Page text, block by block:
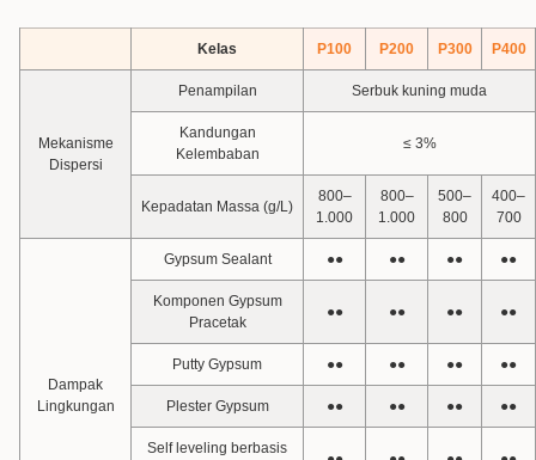
Kelas P100 P200 P300 P400
Mekanisme
Dispersi
Penampilan Serbuk kuning muda
Kandungan
Kelembaban
≤ 3%
Kepadatan Massa (g/L)
800–
1.000
800–
1.000
500–
800
400–
700
Dampak
Lingkungan
Gypsum Sealant ●● ●● ●● ●●
Komponen Gypsum
Pracetak
●● ●● ●● ●●
Putty Gypsum ●● ●● ●● ●●
Plester Gypsum ●● ●● ●● ●●
Self leveling berbasis